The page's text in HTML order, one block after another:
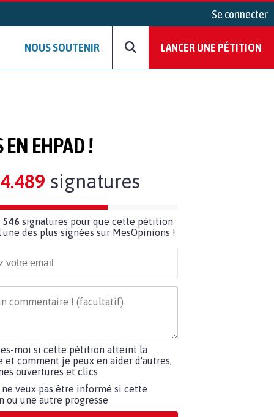
Se connecter
NOUS SOUTENIR LANCER UNE PÉTITION
EN EHPAD !
signatures
546 signatures pour que cette pétition
des plus signées sur MesOpinions !
moi si cette pétition atteint la
et comment je peux en aider d'autres,
ouvertures et clics
ne veux pas être informé si cette
ou une autre progresse